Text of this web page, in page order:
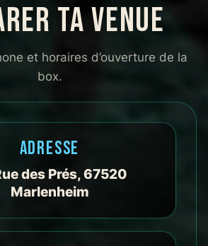
se
TA VENUE
et horaires d’ouverture de la
box.
ADRESSE
des Prés, 67520
Marlenheim